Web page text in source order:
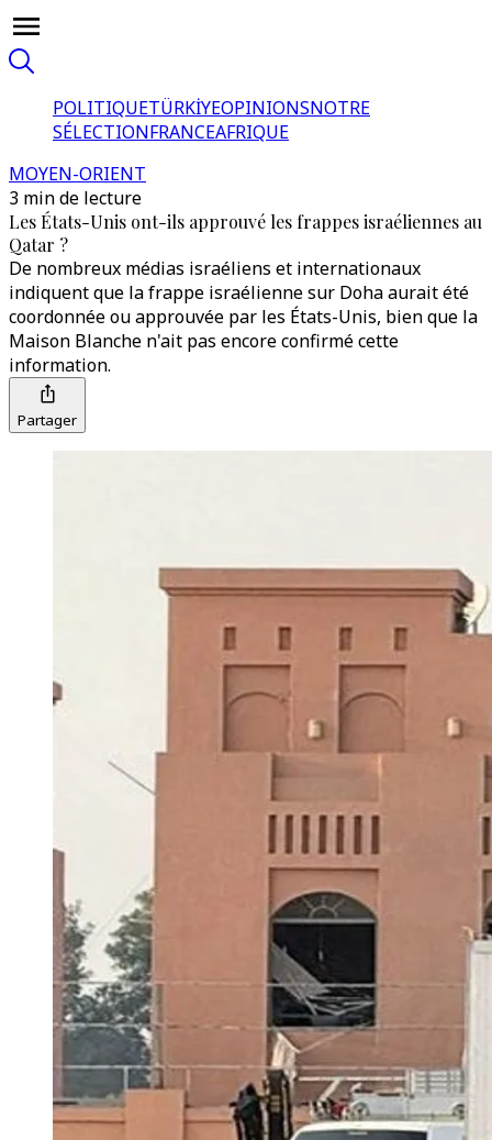
POLITIQUETÜRKİYEOPINIONSNOTRE
SÉLECTIONFRANCEAFRIQUE
MOYEN-ORIENT
3 min de lecture
Les États-Unis ont-ils approuvé les frappes israéliennes au
Qatar ?
De nombreux médias israéliens et internationaux
indiquent que la frappe israélienne sur Doha aurait été
coordonnée ou approuvée par les États-Unis, bien que la
Maison Blanche n'ait pas encore confirmé cette
information.
Partager